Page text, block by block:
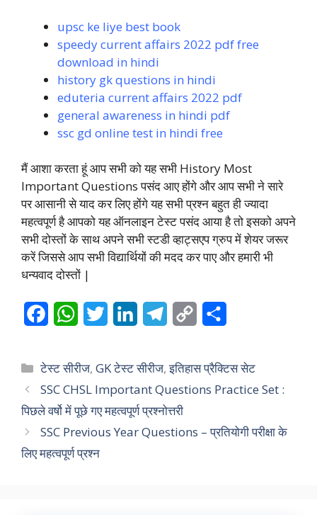
upsc ke liye best book
speedy current affairs 2022 pdf free
download in hindi
history gk questions in hindi
eduteria current affairs 2022 pdf
general awareness in hindi pdf
ssc gd online test in hindi free
मैं आशा करता हूं आप सभी को यह सभी History Most
Important Questions पसंद आए होंगे और आप सभी ने सारे
पर आसानी से याद कर लिए होंगे यह सभी प्रश्न बहुत ही ज्यादा
महत्वपूर्ण है आपको यह ऑनलाइन टेस्ट पसंद आया है तो इसको अपने
सभी दोस्तों के साथ अपने सभी स्टडी व्हाट्सएप ग्रुप में शेयर जरूर
करें जिससे आप सभी विद्यार्थियों की मदद कर पाए और हमारी भी
धन्यवाद दोस्तों |
c
e
b
o
o
W
a
t
s
A
p
i
t
t
e
n
k
e
d
l
e
g
r
p
y
i
a
r
Categories
टेस्ट सीरीज,GK टेस्ट सीरीज,इतिहास प्रैक्टिस सेट
SSC CHSL Important Questions Practice Set :
पिछले वर्षो में पूछे गए महत्वपूर्ण प्रश्नोत्तरी
SSC Previous Year Questions – प्रतियोगी परीक्षा के
लिए महत्वपूर्ण प्रश्न